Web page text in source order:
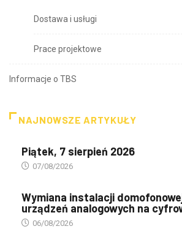
Dostawa i usługi
Prace projektowe
Informacje o TBS
NAJNOWSZE ARTYKUŁY
Piątek, 7 sierpień 2026
07/08/2026
Wymiana instalacji
urządzeń analogowych na
06/08/2026